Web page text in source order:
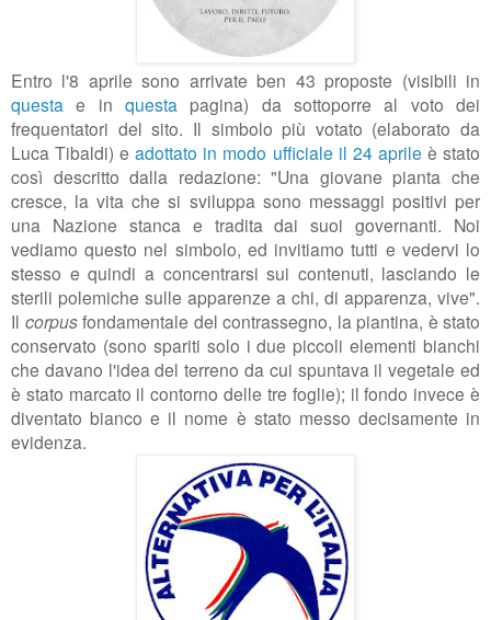
Entro l'8 aprile sono arrivate ben 43 proposte (visibili in
questa e in questa pagina) da sottoporre al voto dei
frequentatori del sito. Il simbolo più votato (elaborato da
Luca Tibaldi) eadottato in modo ufficiale il 24 aprile è stato
così descritto dalla redazione: "Una giovane pianta che
cresce, la vita che si sviluppa sono messaggi positivi per
una Nazione stanca e tradita dai suoi governanti. Noi
vediamo questo nel simbolo, ed invitiamo tutti e vedervi lo
stesso e quindi a concentrarsi sui contenuti, lasciando le
sterili polemiche sulle apparenze a chi, di apparenza, vive".
Il corpusfondamentale del contrassegno, la piantina, è stato
conservato (sono spariti solo i due piccoli elementi bianchi
che davano l'idea del terreno da cui spuntava il vegetale ed
è stato marcato il contorno delle tre foglie); il fondo invece è
diventato bianco e il nome è stato messo decisamente in
evidenza.